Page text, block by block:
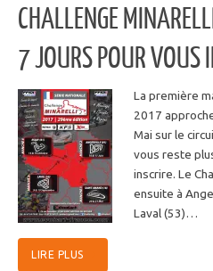
CHALLENGE
7 JOURS POUR VOUS
La première
2017
Mai sur le
vous reste
inscrire. Le
ensuite à
Laval (53)…
LIRE PLUS